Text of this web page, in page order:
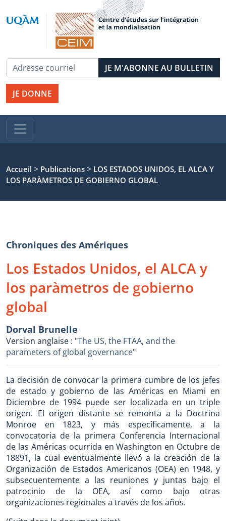
JE DONNE
Accueil > Publications > LOS ESTADOS UNIDOS, EL ALCA Y
LOS PARÀMETROS DE GOBIERNO GLOBAL
Chroniques des Amériques
Los Estados Unidos, el ALCA y
los paràmetros de gobierno
global
Dorval Brunelle
Version anglaise : "The US, the FTAA, and the
parameters of global governance"
La decisión de convocar la primera cumbre de los jefes
de estado y gobierno de las Américas en Miami en
Diciembre de 1994 puede ser localizada en un triple
origen. El origen distante se remonta a la Doctrina
Monroe en 1823, y más específicamente, a la
convocatoria de la primera Conferencia Internacional
de las Américas ocurrida en Washington en Octubre de
18891, la cual eventualmente llevó a la creación de la
Organización de Estados Americanos (OEA) en 1948, y
subsecuentemente a las reuniones y juntas bajo el
patrocinio de la OEA, así como bajo otras
organizaciones regionales a través de los años.